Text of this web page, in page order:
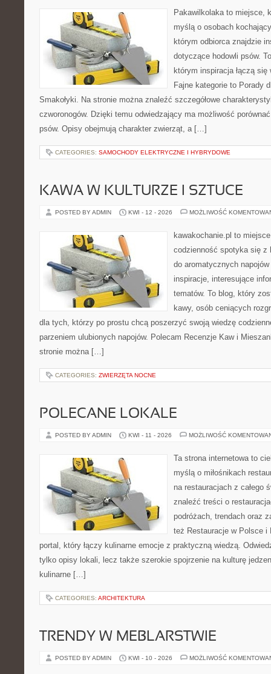
Pakawilkolaka to miejsce,
myślą o osobach
którym odbiorca znajdzie
dotyczące hodowli psów.
którym inspiracja łączą
Fajne kategorie to Porady
Smakołyki. Na stronie można znaleźć szczegółowe
czworonogów. Dzięki temu odwiedzający ma możliwość
psów. Opisy obejmują charakter zwierząt, a […]
CATEGORIES: SAMOCHODY ELEKTRYCZNE I HYBRYDOWE
KAWA W KULTURZE I SZTUCE
POSTED BY ADMIN KWI - 12 - 2026 MOŻLIWOŚĆ
kawakochanie.pl to
codzienność spotyka się z
do aromatycznych
inspiracje, interesujące
tematów. To blog, który
kawy, osób ceniących
dla tych, którzy po prostu chcą poszerzyć swoją wiedzę
parzeniem ulubionych napojów. Polecam Recenzje Kaw i
stronie można […]
CATEGORIES: ZWIERZĘTA NOCNE
POLECANE LOKALE
POSTED BY ADMIN KWI - 11 - 2026 MOŻLIWOŚĆ
Ta strona internetowa to
myślą o miłośnikach
na restauracjach z całego
znaleźć treści o
podróżach, trendach oraz
też Restauracje w Polsce i
portal, który łączy kulinarne emocje z praktyczną wiedzą.
tylko opisy lokali, lecz także szerokie spojrzenie na kulturę
kulinarne […]
CATEGORIES: ARCHITEKTURA
TRENDY W MEBLARSTWIE
POSTED BY ADMIN KWI - 10 - 2026 MOŻLIWOŚĆ